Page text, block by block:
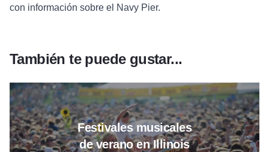
con información sobre el Navy Pier.
También te puede gustar...
Festivales musicales
de verano en Illinois
Leer más sobre Los festivales